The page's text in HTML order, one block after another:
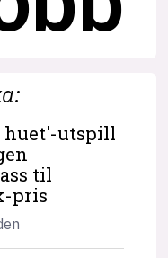
huet'-utspill
til
pris